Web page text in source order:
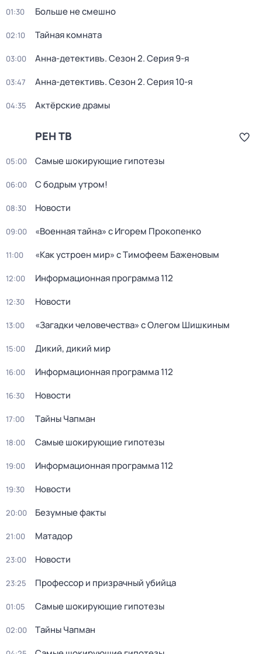
01:30 Больше не смешно
02:10 Тайная комната
03:00 Анна-детективъ. Сезон 2. Серия 9-я
03:47 Анна-детективъ. Сезон 2. Серия 10-я
04:35 Актёрские драмы
РЕН ТВ
05:00 Самые шoкиpующие гипотезы
06:00 С бодрым утром!
08:30 Новости
09:00 «Военная тайна» с Игорем Прокопенко
11:00 «Как устроен мир» с Тимофеем Баженовым
12:00 Информационная программа 112
12:30 Новости
13:00 «Загадки человечества» с Олегом Шишкиным
15:00 Дикий, дикий мир
16:00 Информационная программа 112
16:30 Новости
17:00 Тaйны Чапман
18:00 Самые шoкиpующие гипотезы
19:00 Информационная программа 112
19:30 Новости
20:00 Безумные факты
21:00 Матадор
23:00 Новости
23:25 Профессор и призрачный убийца
01:05 Самые шoкиpующие гипотезы
02:00 Тaйны Чапман